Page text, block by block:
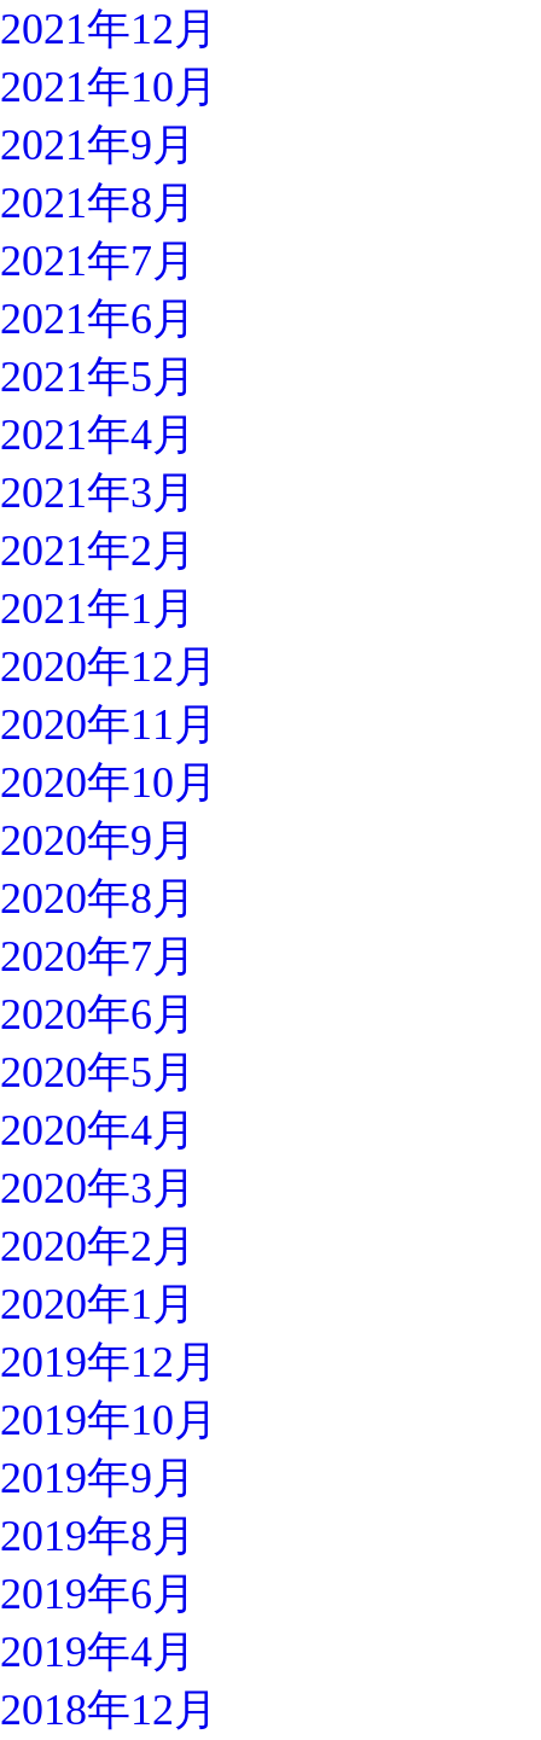
2021年12月
2021年10月
2021年9月
2021年8月
2021年7月
2021年6月
2021年5月
2021年4月
2021年3月
2021年2月
2021年1月
2020年12月
2020年11月
2020年10月
2020年9月
2020年8月
2020年7月
2020年6月
2020年5月
2020年4月
2020年3月
2020年2月
2020年1月
2019年12月
2019年10月
2019年9月
2019年8月
2019年6月
2019年4月
2018年12月